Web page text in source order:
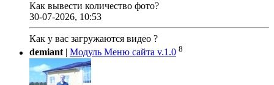
Как вывести количество фото?
30-07-2026, 10:53
Как у вас загружаются видео ?
demiant| Модуль Меню сайта v.1.0 8